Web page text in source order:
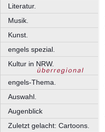
Literatur.
Musik.
Kunst.
engels spezial.
Kultur in NRW.
engels-Thema.
Auswahl.
Augenblick
Zuletzt gelacht: Cartoons.